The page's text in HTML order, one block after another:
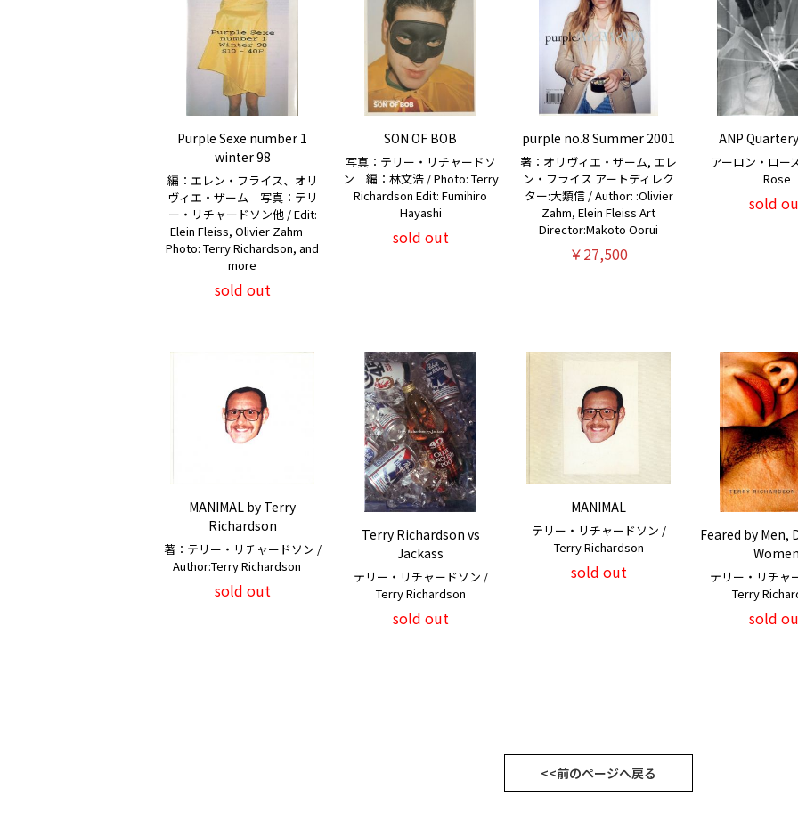
Purple Sexe number 1
winter 98
編：エレン・フライス、オリ
ヴィエ・ザーム 写真：テリ
ー・リチャードソン他 / Edit:
Elein Fleiss, Olivier Zahm
Photo: Terry Richardson, and
more
sold out
SON OF BOB
写真：テリー・リチャードソ
ン 編：林文浩 / Photo: Terry
Richardson Edit: Fumihiro
Hayashi
sold out
purple no.8 Summer 2001
著：オリヴィエ・ザーム, エレ
ン・フライス アートディレク
ター:大類信 / Author: :Olivier
Zahm, Elein Fleiss Art
Director:Makoto Oorui
￥27,500
ANP
アーロン・ロー
Rose
sold
MANIMAL by Terry
Richardson
著：テリー・リチャードソン /
Author:Terry Richardson
sold out
Terry Richardson vs
Jackass
テリー・リチャードソン /
Terry Richardson
sold out
MANIMAL
テリー・リチャードソン /
Terry Richardson
sold out
Feared by Men,
Women
テリー・リチャ
Terry
sold
<<前のページへ戻る